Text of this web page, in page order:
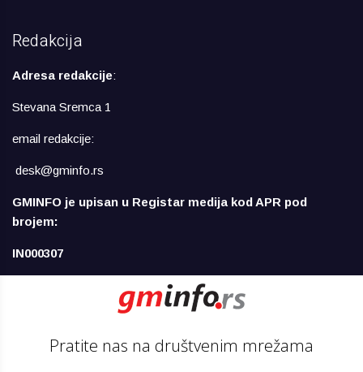
Redakcija
Adresa redakcije:
Stevana Sremca 1
email redakcije:
desk@gminfo.rs
GMINFO je upisan u Registar medija kod APR pod
brojem:
IN000307
Pratite nas na društvenim mrežama